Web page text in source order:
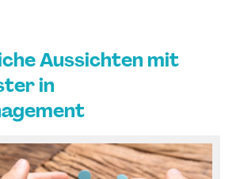
Aussichten mit
in